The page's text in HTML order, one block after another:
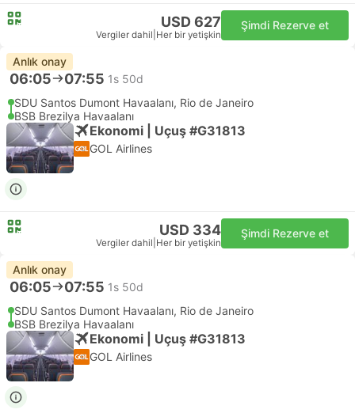
USD 627
Vergiler dahil Her bir yetişkin
Şimdi Rezerve et
Anlık onay
06:05 07:55 1s 50d
SDU Santos Dumont Havaalanı, Rio de Janeiro
BSB Brezilya Havaalanı
Ekonomi | Uçuş #G31813
GOL Airlines
USD 334
Vergiler dahil Her bir yetişkin
Şimdi Rezerve et
Anlık onay
06:05 07:55 1s 50d
SDU Santos Dumont Havaalanı, Rio de Janeiro
BSB Brezilya Havaalanı
Ekonomi | Uçuş #G31813
GOL Airlines